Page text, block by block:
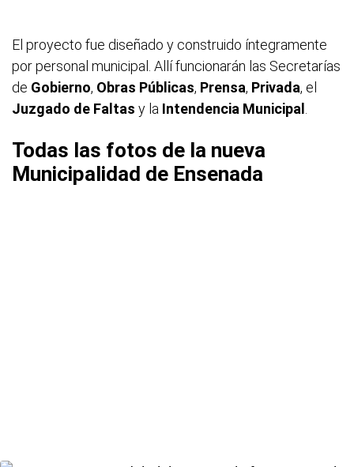
El proyecto fue diseñado y construido íntegramente
por personal municipal. Allí funcionarán las Secretarías
de Gobierno, Obras Públicas, Prensa, Privada, el
Juzgado de Faltas y la Intendencia Municipal
Todas las fotos de la nueva
Municipalidad de Ensenada